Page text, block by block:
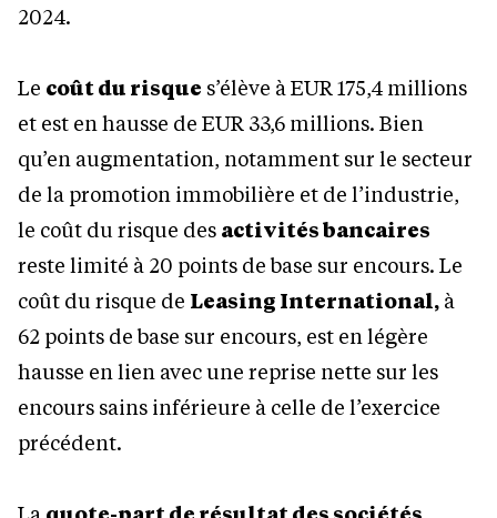
2024.
Le coût du risque s’élève à EUR 175,4 millions
et est en hausse de EUR 33,6 millions. Bien
qu’en augmentation, notamment sur le secteur
de la promotion immobilière et de l’industrie,
le coût du risque des activités bancaires
reste limité à 20 points de base sur encours. Le
coût du risque de Leasing International, à
62 points de base sur encours, est en légère
hausse en lien avec une reprise nette sur les
encours sains inférieure à celle de l’exercice
précédent.